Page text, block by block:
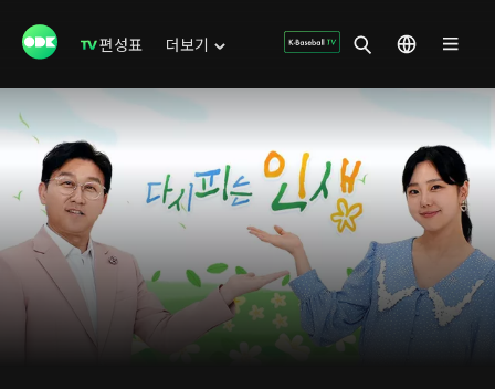
편성표 더보기